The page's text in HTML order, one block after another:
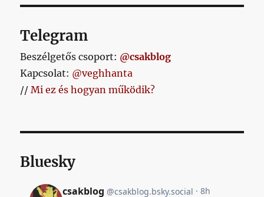
Telegram
Beszélgetős csoport: @csakblog
Kapcsolat: @veghhanta
//Mi ez és hogyan működik?
Bluesky